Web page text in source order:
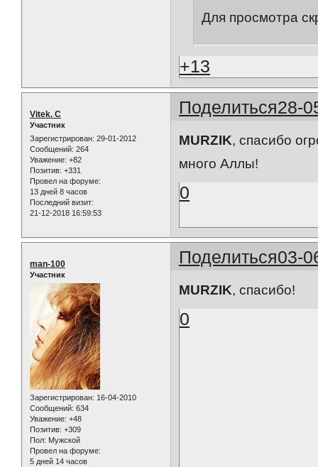
Для просмотра
+13
Поделиться28-
Vitek. C
Участник
Зарегистрирован: 29-01-2012
Сообщений: 264
Уважение: +82
Позитив: +331
Провел на форуме:
13 дней 8 часов
Последний визит:
21-12-2018 16:59:53
MURZIK, спасибо
много Аллы!
0
Поделиться03-
man-100
Участник
Зарегистрирован: 16-04-2010
Сообщений: 634
Уважение: +48
Позитив: +309
Пол: Мужской
Провел на форуме:
5 дней 14 часов
MURZIK, спасибо!
0